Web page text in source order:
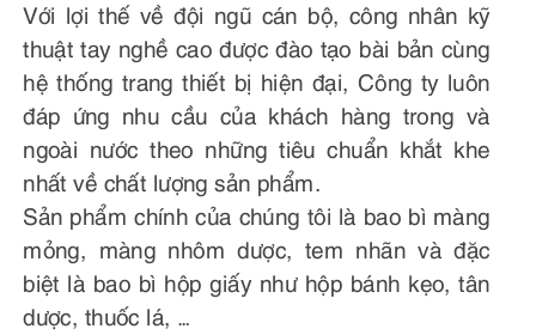
Với lợi thế về đội ngũ cán bộ, công nhân kỹ
thuật tay nghề cao được đào tạo bài bản cùng
hệ thống trang thiết bị hiện đại, Công ty luôn
đáp ứng nhu cầu của khách hàng trong và
ngoài nước theo những tiêu chuẩn khắt khe
nhất về chất lượng sản phẩm.
Sản phẩm chính của chúng tôi là bao bì màng
mỏng, màng nhôm dược, tem nhãn và đặc
biệt là bao bì hộp giấy như hộp bánh kẹo, tân
dược, thuốc lá, …